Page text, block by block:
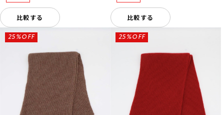
比較する 比較する
25%OFF 25%OFF